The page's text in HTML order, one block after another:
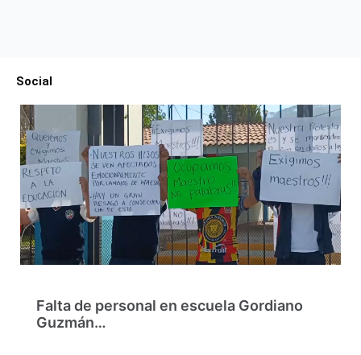
Social
Falta de personal en escuela Gordiano
Guzmán…